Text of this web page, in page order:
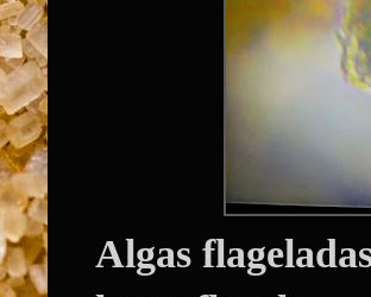
Algas